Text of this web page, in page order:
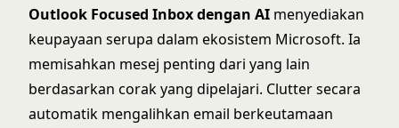
Outlook Focused Inbox dengan AI menyediakan
keupayaan serupa dalam ekosistem Microsoft. Ia
memisahkan mesej penting dari yang lain
berdasarkan corak yang dipelajari. Clutter secara
automatik mengalihkan email berkeutamaan